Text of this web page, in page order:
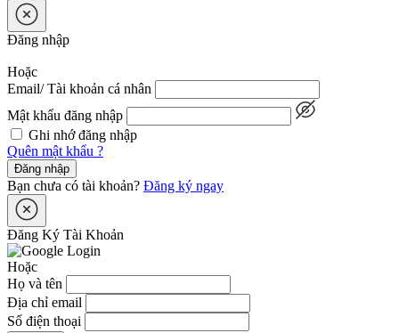
Đăng nhập
Hoặc
Email/ Tài khoản cá nhân
Mật khẩu đăng nhập
Ghi nhớ đăng nhập
Quên mật khẩu ?
Đăng nhập
Bạn chưa có tài khoản? Đăng ký ngay
Đăng Ký Tài Khoản
Hoặc
Họ và tên
Địa chỉ email
Số điện thoại